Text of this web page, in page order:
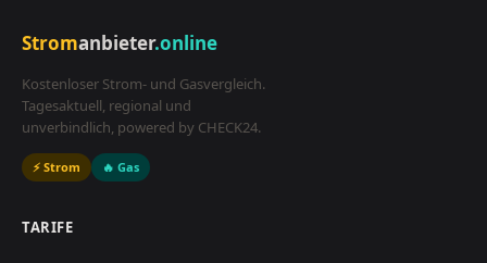
Stromanbieter.online
Kostenloser Strom- und Gasvergleich.
Tagesaktuell, regional und
unverbindlich, powered by CHECK24.
⚡ Strom 🔥 Gas
TARIFE